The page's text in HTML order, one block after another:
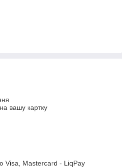
вашу картку
Visa, Mastercard - LiqPay